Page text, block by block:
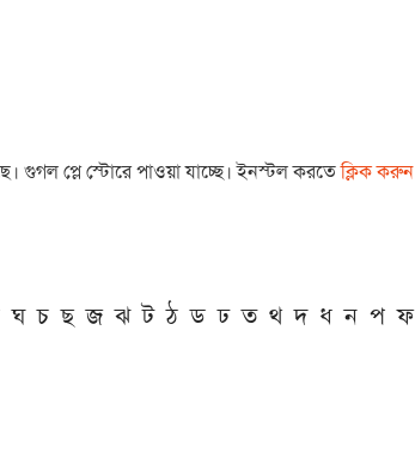
গুগল প্লে স্টোরে পাওয়া যাচ্ছে। ইনস্টল করতেক্লিক করুন
ঘ চ ছ জ ঝ ট ঠ ড ঢ ত থ দ ধ ন প ফ